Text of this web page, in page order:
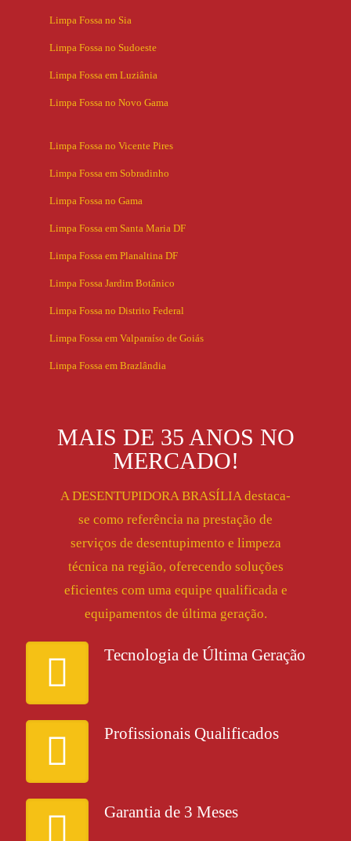
Limpa Fossa no Sia
Limpa Fossa no Sudoeste
Limpa Fossa em Luziânia
Limpa Fossa no Novo Gama
Limpa Fossa no Vicente Pires
Limpa Fossa em Sobradinho
Limpa Fossa no Gama
Limpa Fossa em Santa Maria DF
Limpa Fossa em Planaltina DF
Limpa Fossa Jardim Botânico
Limpa Fossa no Distrito Federal
Limpa Fossa em Valparaíso de Goiás
Limpa Fossa em Brazlândia
MAIS DE 35 ANOS NO
MERCADO!
A DESENTUPIDORA BRASÍLIA destaca-
se como referência na prestação de
serviços de desentupimento e limpeza
técnica na região, oferecendo soluções
eficientes com uma equipe qualificada e
equipamentos de última geração.
Tecnologia de Última Geração
Profissionais Qualificados
Garantia de 3 Meses